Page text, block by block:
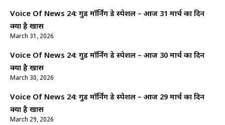
Voice Of News 24: गुड माॅर्निंग डे स्पेशल – आज 31 मार्च का दिन
क्यों है खास
March 31, 2026
Voice Of News 24: गुड माॅर्निंग डे स्पेशल – आज 30 मार्च का दिन
क्यों है खास
March 30, 2026
Voice Of News 24: गुड माॅर्निंग डे स्पेशल – आज 29 मार्च का दिन
क्यों है खास
March 29, 2026